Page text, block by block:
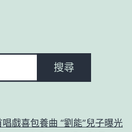
搜尋
唱戲喜包養曲 “劉能”兒子曝光